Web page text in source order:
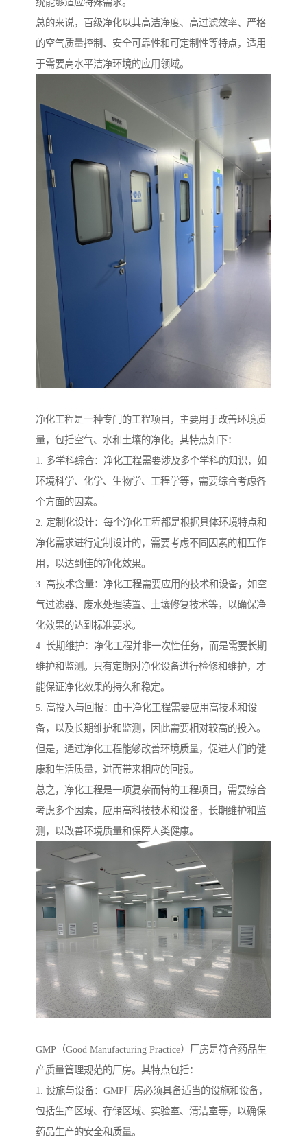
总的来说，百级净化以其高洁净度、高过滤效率、严格
的空气质量控制、安全可靠性和可定制性等特点，适用
于需要高水平洁净环境的应用领域。
净化工程是一种专门的工程项目，主要用于改善环境质
量，包括空气、水和土壤的净化。其特点如下：
1. 多学科综合：净化工程需要涉及多个学科的知识，如
环境科学、化学、生物学、工程学等，需要综合考虑各
个方面的因素。
2. 定制化设计：每个净化工程都是根据具体环境特点和
净化需求进行定制设计的，需要考虑不同因素的相互作
用，以达到佳的净化效果。
3. 高技术含量：净化工程需要应用的技术和设备，如空
气过滤器、废水处理装置、土壤修复技术等，以确保净
化效果的达到标准要求。
4. 长期维护：净化工程并非一次性任务，而是需要长期
维护和监测。只有定期对净化设备进行检修和维护，才
能保证净化效果的持久和稳定。
5. 高投入与回报：由于净化工程需要应用高技术和设
备，以及长期维护和监测，因此需要相对较高的投入。
但是，通过净化工程能够改善环境质量，促进人们的健
康和生活质量，进而带来相应的回报。
总之，净化工程是一项复杂而特的工程项目，需要综合
考虑多个因素，应用高科技技术和设备，长期维护和监
测，以改善环境质量和保障人类健康。
GMP（Good Manufacturing Practice）厂房是符合药品生
产质量管理规范的厂房。其特点包括：
1. 设施与设备：GMP厂房必须具备适当的设施和设备，
包括生产区域、存储区域、实验室、清洁室等，以确保
药品生产的安全和质量。